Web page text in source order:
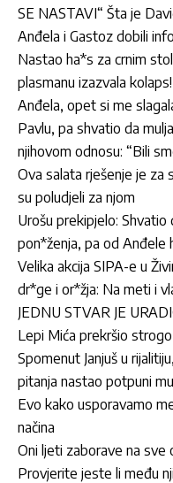
SE NASTAVI“ Šta je
Anđela i Gastoz dobili
Nastao ha*s za crnim
plasmanu izazvala kolaps!
Anđela, opet si me
Pavlu, pa shvatio da
njihovom odnosu: “Bili
Ova salata rješenje je za
su poludjeli za njom
Urošu prekipjelo:
pon*ženja, pa od Anđele
Velika akcija SIPA-e u
dr*ge i or*žja: Na meti i
JEDNU STVAR JE
Lepi Mića prekršio
Spomenut Janjuš u
pitanja nastao potpuni
Evo kako usporavamo
načina
Oni ljeti zaborave na sve
Provjerite jeste li među